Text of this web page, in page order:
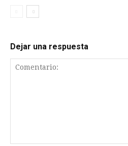
Dejar una respuesta